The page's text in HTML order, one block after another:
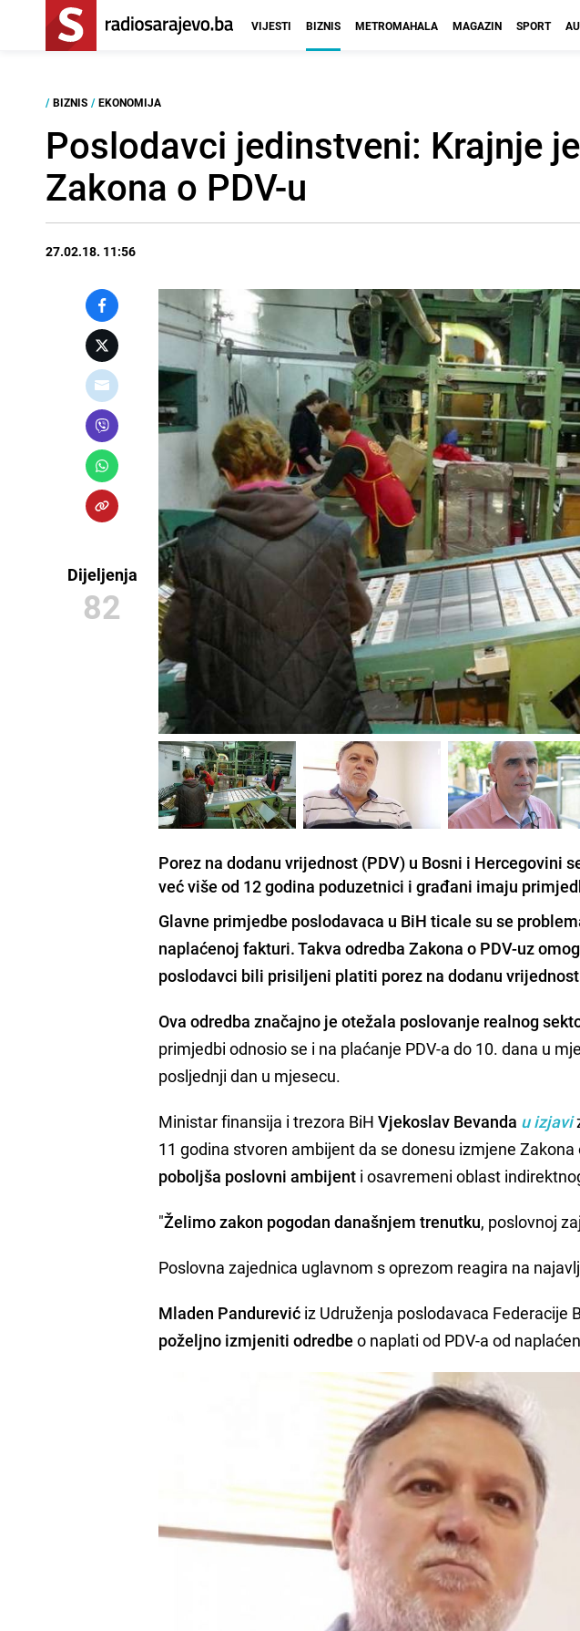
VIJESTI BIZNIS METROMAHALA MAGAZIN SPORT
/ BIZNIS / EKONOMIJA
Poslodavci jedinstveni: Krajnje
Zakona o PDV-u
27.02.18. 11:56
Dijeljenja
82
Porez na dodanu vrijednost (PDV) u Bosni i Hercegovini
već više od 12 godina poduzetnici i građani imaju
Glavne primjedbe poslodavaca u BiH ticale su se
naplaćenoj fakturi. Takva odredba Zakona o PDV-uz
poslodavci bili prisiljeni platiti porez na dodanu
Ova odredba značajno je otežala poslovanje realnog
primjedbi odnosio se i na plaćanje PDV-a do 10. dana u
posljednji dan u mjesecu.
Ministar finansija i trezora BiHVjekoslav Bevanda u izjavi
11 godina stvoren ambijent da se donesu izmjene Zakona
poboljša poslovni ambijent i osavremeni oblast
"Želimo zakon pogodan današnjem trenutku, poslovnoj
Poslovna zajednica uglavnom s oprezom reagira na
Mladen Pandurević iz Udruženja poslodavaca Federacije
poželjno izmjeniti odredbe o naplati od PDV-a od